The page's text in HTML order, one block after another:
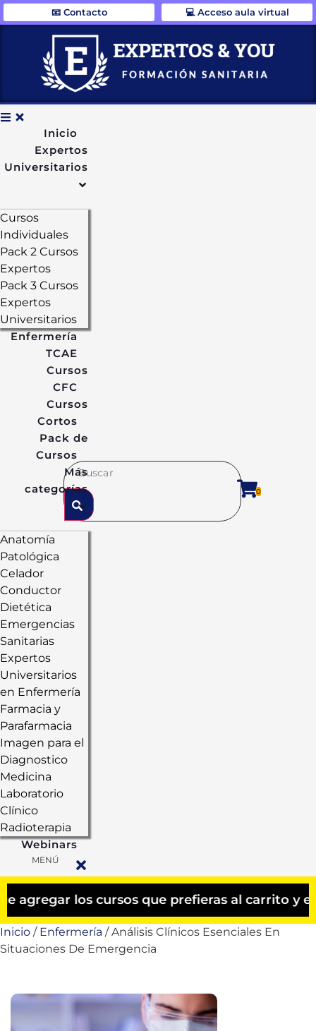
📧 Contacto 💻 Acceso aula virtual
Inicio
Expertos
Universitarios
Cursos
Individuales
Pack 2 Cursos
Expertos
Pack 3 Cursos
Expertos
Universitarios
Enfermería
TCAE
Cursos
CFC
Cursos
Cortos
Pack de
Cursos
Más
categorías
Anatomía
Patológica
Celador
Conductor
Dietética
Emergencias
Sanitarias
Expertos
Universitarios
en Enfermería
Farmacia y
Parafarmacia
Imagen para el
Diagnostico
Medicina
Laboratorio
Clínico
Radioterapia
Webinars
MENÚ
0
los cursos que prefieras al carrito y el
Inicio / Enfermería / Análisis Clínicos Esenciales En
Situaciones De Emergencia